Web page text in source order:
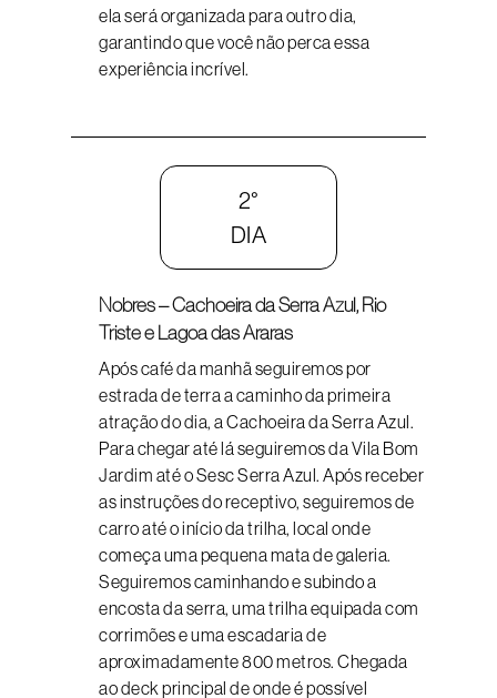
ela será organizada para outro dia,
garantindo que você não perca essa
experiência incrível.
2°
DIA
Nobres – Cachoeira da Serra Azul, Rio
Triste e Lagoa das Araras
Após café da manhã seguiremos por
estrada de terra a caminho da primeira
atração do dia, a Cachoeira da Serra Azul.
Para chegar até lá seguiremos da Vila Bom
Jardim até o Sesc Serra Azul. Após receber
as instruções do receptivo, seguiremos de
carro até o início da trilha, local onde
começa uma pequena mata de galeria.
Seguiremos caminhando e subindo a
encosta da serra, uma trilha equipada com
corrimões e uma escadaria de
aproximadamente 800 metros. Chegada
ao deck principal de onde é possível